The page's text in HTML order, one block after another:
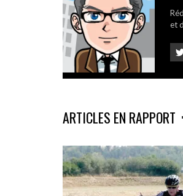
et
ARTICLES EN RAPPORT